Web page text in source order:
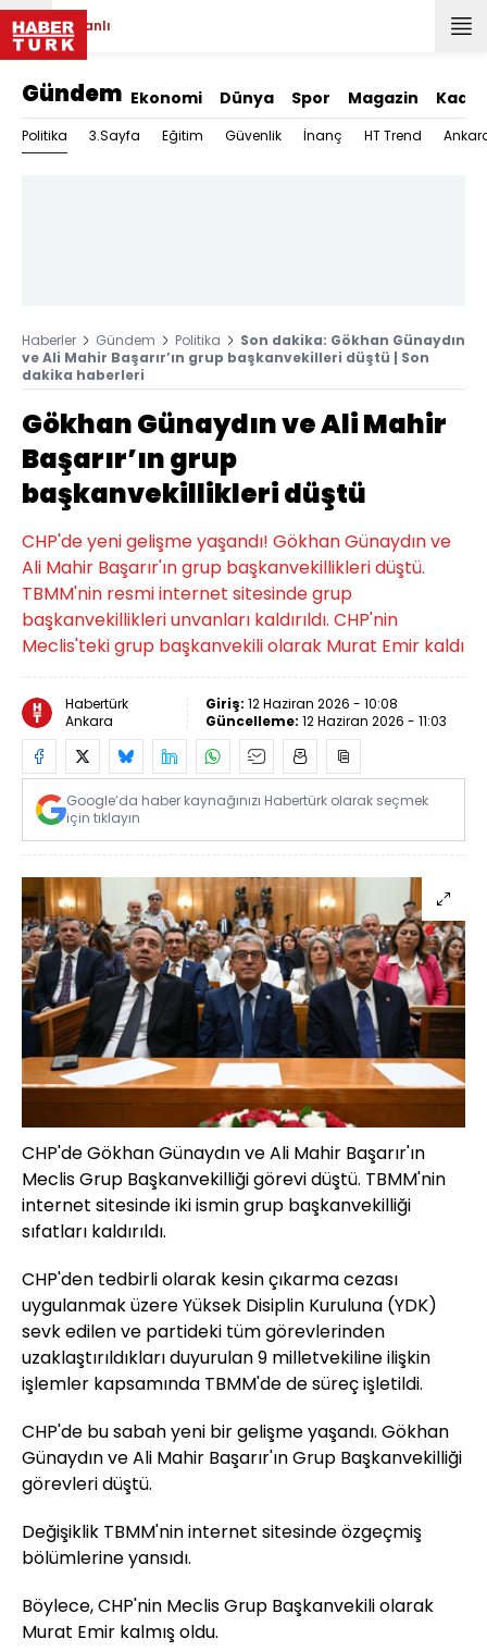
Canlı
Gündem Ekonomi Dünya Spor Magazin Kadın
Politika 3.Sayfa Eğitim Güvenlik İnanç HT Trend
Haberler Gündem Politika
Son dakika: Gökhan Günaydın
ve Ali Mahir Başarır’ın grup başkanvekilleri düştü | Son
dakika haberleri
Gökhan Günaydın ve Ali Mahir
Başarır’ın grup
başkanvekillikleri düştü
CHP'de yeni gelişme yaşandı! Gökhan Günaydın ve
Ali Mahir Başarır'ın grup başkanvekillikleri düştü.
TBMM'nin resmi internet sitesinde grup
başkanvekillikleri unvanları kaldırıldı. CHP'nin
Meclis'teki grup başkanvekili olarak Murat Emir kaldı
Habertürk
Ankara
Giriş: 12 Haziran 2026 - 10:08
Güncelleme: 12 Haziran 2026 - 11:03
Google’da haber kaynağınızı Habertürk olarak seçmek
için tıklayın
CHP'de Gökhan Günaydın ve Ali Mahir Başarır'ın
Meclis Grup Başkanvekilliği görevi düştü. TBMM'nin
internet sitesinde iki ismin grup başkanvekilliği
sıfatları kaldırıldı.
CHP'den tedbirli olarak kesin çıkarma cezası
uygulanmak üzere Yüksek Disiplin Kuruluna (YDK)
sevk edilen ve partideki tüm görevlerinden
uzaklaştırıldıkları duyurulan 9 milletvekiline ilişkin
işlemler kapsamında TBMM'de de süreç işletildi.
CHP'de bu sabah yeni bir gelişme yaşandı. Gökhan
Günaydın ve Ali Mahir Başarır'ın Grup Başkanvekilliği
görevleri düştü.
Değişiklik TBMM'nin internet sitesinde özgeçmiş
bölümlerine yansıdı.
Böylece, CHP'nin Meclis Grup Başkanvekili olarak
Murat Emir kalmış oldu.